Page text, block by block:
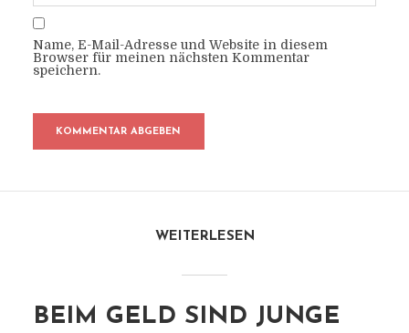
Name, E-Mail-Adresse und Website in diesem
Browser für meinen nächsten Kommentar
speichern.
WEITERLESEN
BEIM GELD SIND JUNGE